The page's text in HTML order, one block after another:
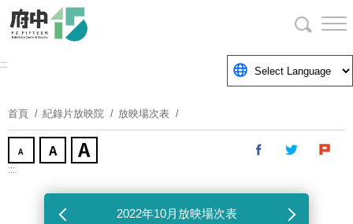
要
塊
:::
首頁 紀錄片放映院 放映場次表
:::
2022年10月放映場次表下個月